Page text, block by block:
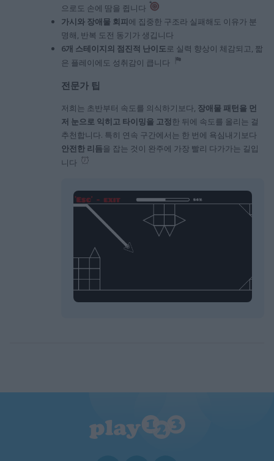
으로도 손에 땀을 쥡니다
가시와 장애물 회피에 집중한 구조라 실패해도 이유가 분
명해, 반복 도전 동기가 생깁니다
6개 스테이지의 점진적 난이도로 실력 향상이 체감되고, 짧
은 플레이에도 성취감이 큽니다
전문가 팁
저희는 초반부터 속도를 의식하기보다, 장애물 패턴을 먼
저 눈으로 익히고 타이밍을 고정한 뒤에 속도를 올리는 걸
추천합니다. 특히 연속 구간에서는 한 번에 욕심내기보다
안전한 리듬을 잡는 것이 완주에 가장 빨리 다가가는 길입
니다